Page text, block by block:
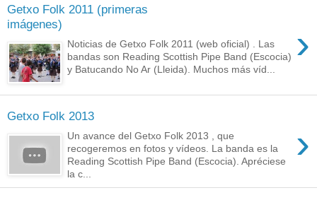
Getxo Folk 2011 (primeras
imágenes)
›
Noticias de Getxo Folk 2011 (web oficial) . Las
bandas son Reading Scottish Pipe Band (Escocia)
y Batucando No Ar (Lleida). Muchos más víd...
Getxo Folk 2013
›
Un avance del Getxo Folk 2013 , que
recogeremos en fotos y vídeos. La banda es la
Reading Scottish Pipe Band (Escocia). Apréciese
la c...